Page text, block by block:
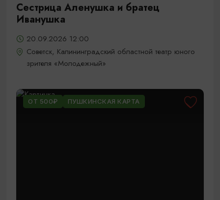
Сестрица Аленушка и братец
Иванушка
20.09.2026 12:00
Советск, Калининградский областной театр юного
зрителя «Молодежный»
ОТ 500₽ ПУШКИНСКАЯ КАРТА